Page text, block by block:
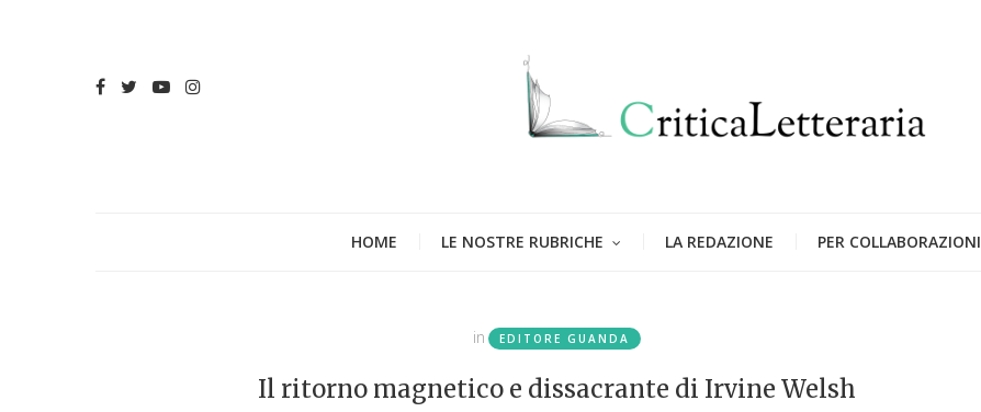
HOME LE NOSTRE RUBRICHE LA REDAZIONE PER COLLABORAZIONI
in EDITORE GUANDA
Il ritorno magnetico e dissacrante di Irvine Welsh